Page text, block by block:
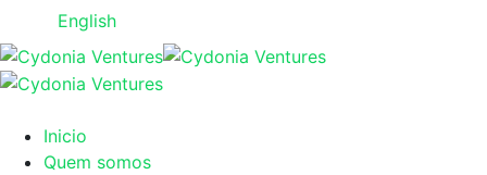
English
Inicio
Quem somos